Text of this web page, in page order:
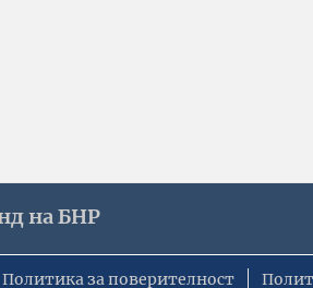
на БНР
Политика за поверителност